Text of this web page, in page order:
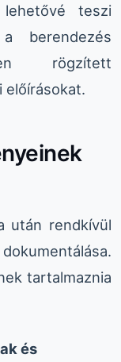
teszi
berendezés
rögzített
előírásokat.
után rendkívül
tartalmaznia
és